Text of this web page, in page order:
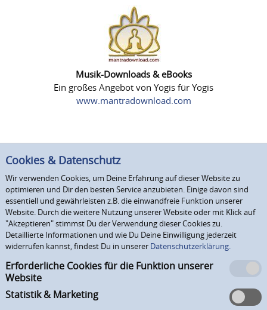
Musik-Downloads & eBooks
Ein großes Angebot von Yogis für Yogis
www.mantradownload.com
Cookies & Datenschutz
Wir verwenden Cookies, um Deine Erfahrung auf dieser Website zu
optimieren und Dir den besten Service anzubieten. Einige davon sind
essentiell und gewährleisten z.B. die einwandfreie Funktion unserer
Website. Durch die weitere Nutzung unserer Website oder mit Klick auf
"Akzeptieren" stimmst Du der Verwendung dieser Cookies zu.
Detaillierte Informationen und wie Du Deine Einwilligung jederzeit
widerrufen kannst, findest Du in unserer Datenschutzerklärung.
Erforderliche Cookies für die Funktion unserer
Website
Statistik & Marketing